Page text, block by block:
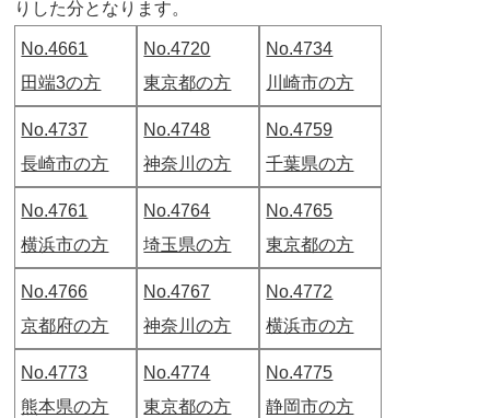
りした分となります。
No.4661
田端3の方
No.4720
東京都の方
No.4734
川崎市の方
No.4737
長崎市の方
No.4748
神奈川の方
No.4759
千葉県の方
No.4761
横浜市の方
No.4764
埼玉県の方
No.4765
東京都の方
No.4766
京都府の方
No.4767
神奈川の方
No.4772
横浜市の方
No.4773
熊本県の方
No.4774
東京都の方
No.4775
静岡市の方